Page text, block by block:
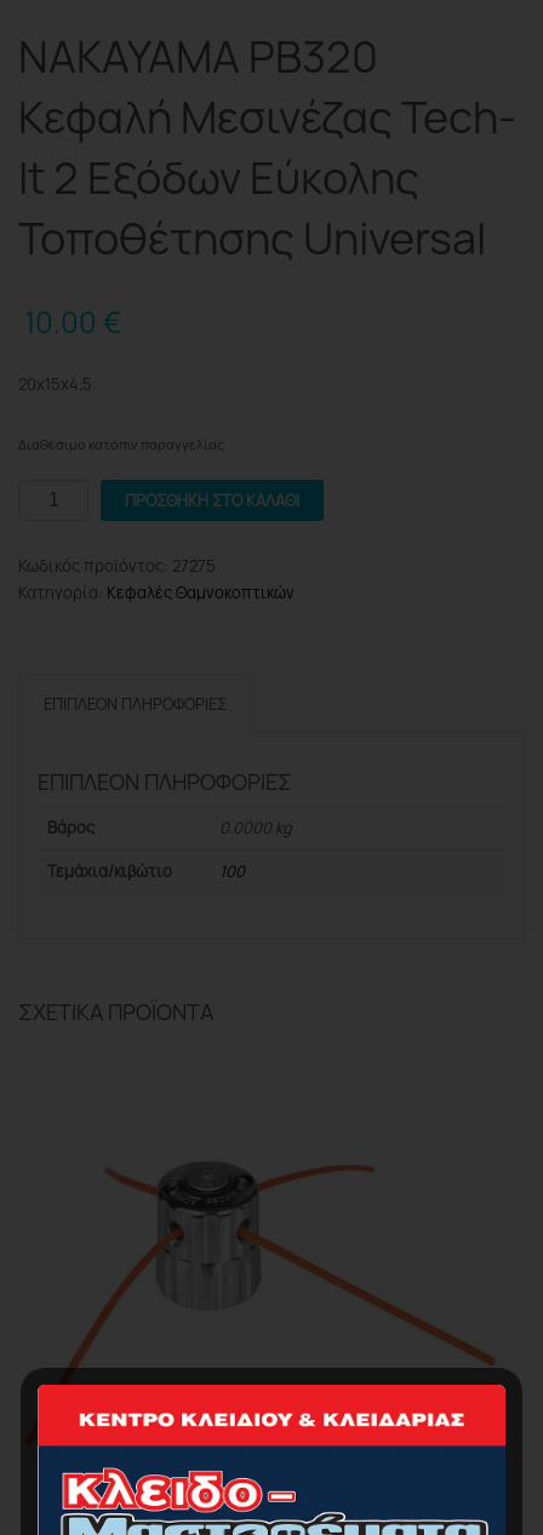
NAKAYAMA PB320
Κεφαλή Μεσινέζας Tech-
It 2 Εξόδων Εύκολης
Τοποθέτησης Universal
10.00 €
20x15x4.5
Διαθέσιμο κατόπιν παραγγελίας
NAKAYAMA
Μεσινέζας
Tech-
Εύκολης
ποσότητα
ΠΡΟΣΘΉΚΗ ΣΤΟ ΚΑΛΆΘΙ
Κωδικός προϊόντος: 27275
Κατηγορία: Κεφαλές Θαμνοκοπτικών
ΕΠΙΠΛΈΟΝ ΠΛΗΡΟΦΟΡΊΕΣ
ΕΠΙΠΛΈΟΝ ΠΛΗΡΟΦΟΡΊΕΣ
Βάρος
0.0000 kg
Τεμάχια/κιβώτιο
100
ΣΧΕΤΙΚΆ ΠΡΟΪΌΝΤΑ